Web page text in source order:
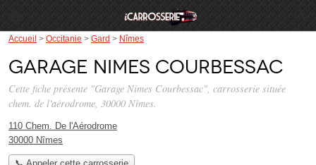
Accueil > Occitanie > Gard > Nîmes
Garage Nimes Courbessac
Cette fiche présente "Garage Nimes Courbessac", carrosserie située
chem. de l'aérodrome, 30000 Nîmes.
110 Chem. De l'Aérodrome
30000 Nîmes